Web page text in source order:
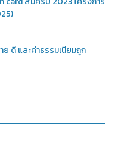
ย ดี และค่าธรรมเนียมถูก